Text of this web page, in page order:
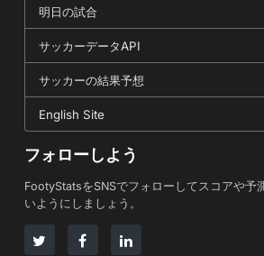
明日の試合
サッカーデータAPI
サッカーの結果予想
English Site
フォローしよう
FootyStatsをSNSでフォローしてスコアや予
いようにしましょう。